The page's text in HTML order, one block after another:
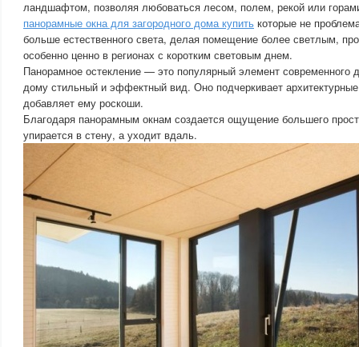
ландшафтом, позволяя любоваться лесом, полем, рекой или
панорамные окна для загородного дома купить которые не
больше естественного света, делая помещение более светлым,
особенно ценно в регионах с коротким световым днем.
Панорамное остекление — это популярный элемент современного
дому стильный и эффектный вид. Оно подчеркивает
добавляет ему роскоши.
Благодаря панорамным окнам создается ощущение большего
упирается в стену, а уходит вдаль.